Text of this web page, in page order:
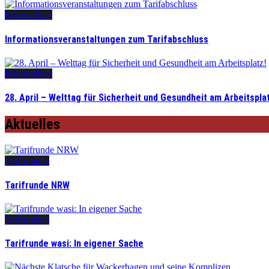
Informatives
Informationsveranstaltungen zum Tarifabschluss
Informatives
28. April – Welttag für Sicherheit und Gesundheit am
Aktuelles
Tarifrunden
Tarifrunde NRW
Tarifrunden
Tarifrunde wasi: In eigener Sache